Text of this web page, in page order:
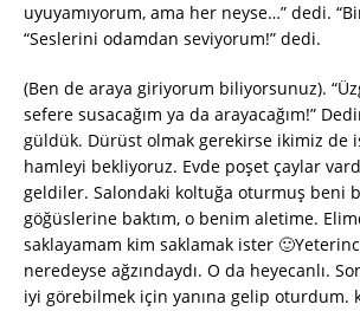
uyuyamıyorum, ama her neyse…” dedi.
“Seslerini odamdan seviyorum!” dedi.
(Ben de araya giriyorum biliyorsunuz).
sefere susacağım ya da arayacağım!”
güldük. Dürüst olmak gerekirse ikimiz de
hamleyi bekliyoruz. Evde poşet çaylar
geldiler. Salondaki koltuğa oturmuş beni
göğüslerine baktım, o benim aletime.
saklayamam kim saklamak ister
neredeyse ağzındaydı. O da heyecanlı.
iyi görebilmek için yanına gelip oturdum.